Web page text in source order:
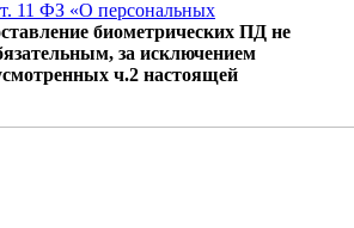
11 ФЗ «О персональных
биометрических ПД не
за исключением
ч.2 настоящей